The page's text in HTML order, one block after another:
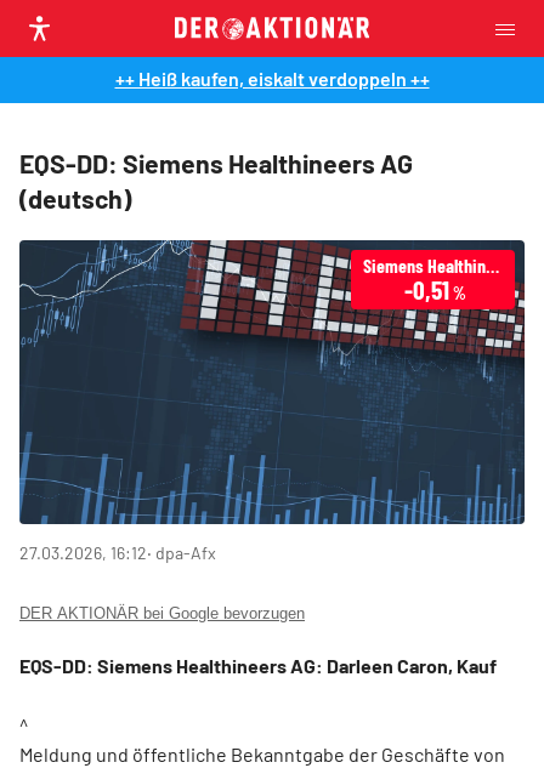
++ Heiß kaufen, eiskalt verdoppeln ++
EQS-DD: Siemens Healthineers AG
(deutsch)
Siemens Healthineers
-0,51%
27.03.2026, 16:12‧ dpa-Afx
DER AKTIONÄR bei Google bevorzugen
EQS-DD: Siemens Healthineers AG: Darleen Caron, Kauf
^
Meldung und öffentliche Bekanntgabe der Geschäfte von